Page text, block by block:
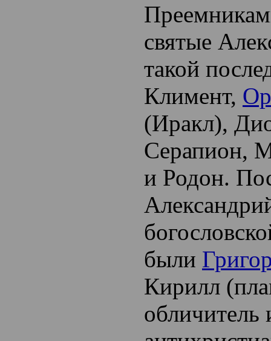
святые
такой
Климент,
(Иракл),
Серапион,
и Родон.
были
Кирилл
обличитель